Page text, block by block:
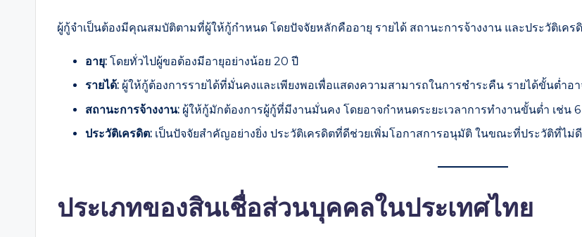
ผู้กู้จำเป็นต้องมีคุณสมบัติตามที่ผู้ให้กู้กำหนด โดยปัจจัยหลักคืออายุ รายได้ สถานะการจ้างงาน และประวัติเคร
อายุ: โดยทั่วไปผู้ขอต้องมีอายุอย่างน้อย 20 ปี
รายได้: ผู้ให้กู้ต้องการรายได้ที่มั่นคงและเพียงพอเพื่อแสดงความสามารถในการชำระคืน รายได้ขั้นต่ำอ
สถานะการจ้างงาน: ผู้ให้กู้มักต้องการผู้กู้ที่มีงานมั่นคง โดยอาจกำหนดระยะเวลาการทำงานขั้นต่ำ เช่น 6
ประวัติเครดิต: เป็นปัจจัยสำคัญอย่างยิ่ง ประวัติเครดิตที่ดีช่วยเพิ่มโอกาสการอนุมัติ ในขณะที่ประวัติที่ไม่
ประเภทของสินเชื่อส่วนบุคคลในประเทศไทย